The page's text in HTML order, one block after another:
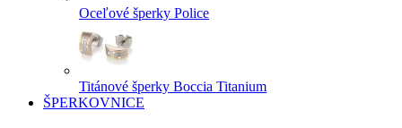
Oceľové šperky Police
Titánové šperky Boccia Titanium
ŠPERKOVNICE